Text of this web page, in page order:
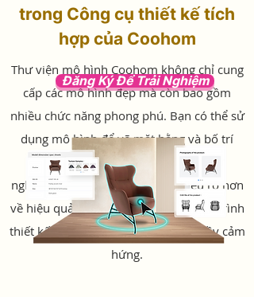
trong Công cụ thiết kế tích
hợp của Coohom
Thư viện mô hình Coohom không chỉ cung
cấp các mô hình đẹp mà còn bao gồm
nhiều chức năng phong phú. Bạn có thể sử
dụng mô hình để vẽ mặt bằng và bố trí
không gian của mình, đồng thời thử
nghiệm các vị trí khác nhau để hiểu rõ hơn
về hiệu quả thiết kế. Nhờ đó giúp quá trình
thiết kế của bạn thuận tiện và tràn đầy cảm
hứng.
Đăng Ký Để Trải Nghiệm